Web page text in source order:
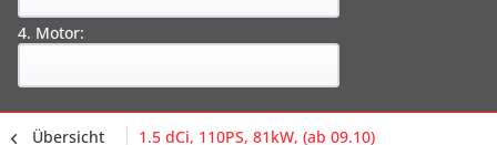
4. Motor:
Übersicht 1.5 dCi, 110PS, 81kW, (ab 09.10)